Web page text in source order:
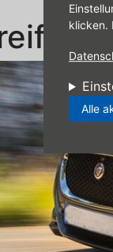
klicken.
Alle